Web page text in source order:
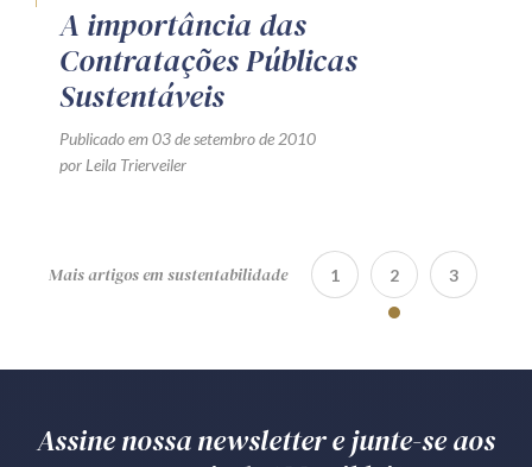
A importância das
Contratações Públicas
Sustentáveis
Publicado em 03 de setembro de 2010
por Leila Trierveiler
Mais artigos em sustentabilidade 1 2 3
Assine nossa newsletter e junte-se aos